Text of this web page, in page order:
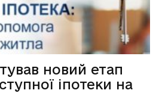
новий етап
іпотеки на